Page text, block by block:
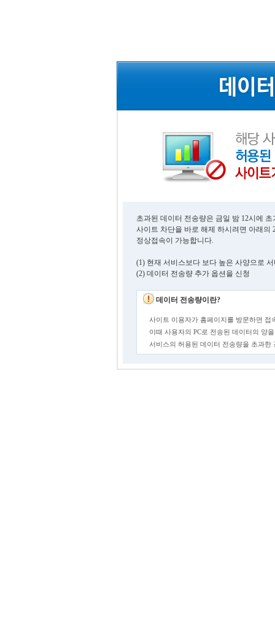
초과된 데이터 전송량은 금일 밤 12시에
사이트 차단을 바로 해제 하시려면 아래의
정상접속이 가능합니다.
(1) 현재 서비스보다 보다 높은 사양으로
(2) 데이터 전송량 추가 옵션을 신청
데이터 전송량이란?
사이트 이용자가 홈페이지를 방문하면 접
이때 사용자의 PC로 전송된 데이터의 양
서비스의 허용된 데이터 전송량을 초과